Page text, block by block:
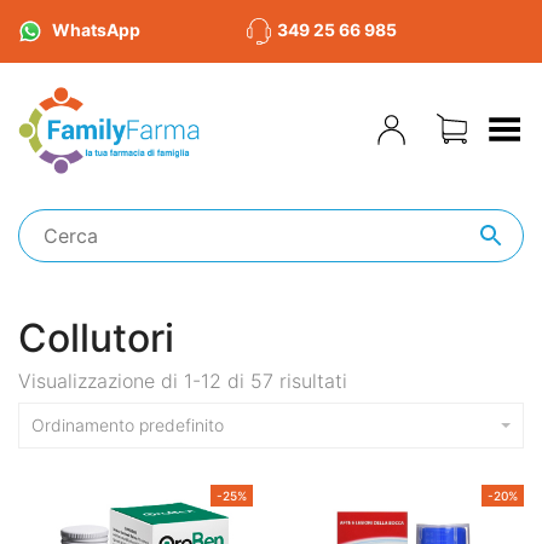
WhatsApp 349 25 66 985
Toggle Menu
Collutori
Visualizzazione di 1-12 di 57 risultati
Ordinamento predefinito
-25% -20%